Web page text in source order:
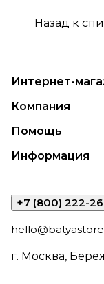
Назад к
Интернет-
Компания
Помощь
Информация
+7 (800) 222-
г. Москва,